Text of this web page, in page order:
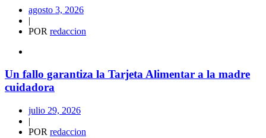
agosto 3, 2026
|
POR redaccion
Un fallo garantiza la Tarjeta Alimentar a la madre
cuidadora
julio 29, 2026
|
POR redaccion